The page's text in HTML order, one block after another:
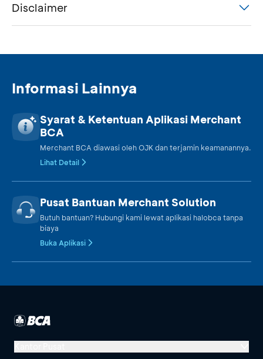
Disclaimer
Informasi Lainnya
Syarat & Ketentuan Aplikasi Merchant
BCA
Merchant BCA diawasi oleh OJK dan terjamin keamanannya.
Lihat Detail
Pusat Bantuan Merchant Solution
Butuh bantuan? Hubungi kami lewat aplikasi halobca tanpa
biaya
Buka Aplikasi